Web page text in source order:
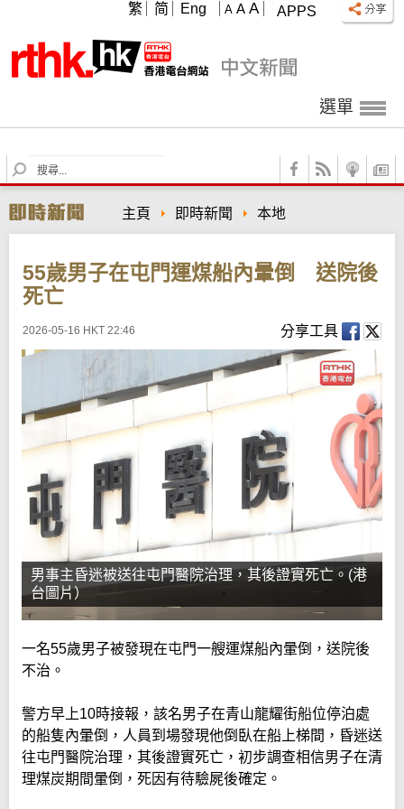
APPS
A A A
繁 简 Eng
選單
S
e
r
c
主頁 即時新聞 本地
55歲男子在屯門運煤船內暈倒 送院後
死亡
2026-05-16 HKT 22:46 分享工具
男事主昏迷被送往屯門醫院治理，其後證實死亡。(港
台圖片）
一名55歲男子被發現在屯門一艘運煤船內暈倒，送院後
不治。
警方早上10時接報，該名男子在青山龍耀街船位停泊處
的船隻內暈倒，人員到場發現他倒臥在船上梯間，昏迷送
往屯門醫院治理，其後證實死亡，初步調查相信男子在清
理煤炭期間暈倒，死因有待驗屍後確定。